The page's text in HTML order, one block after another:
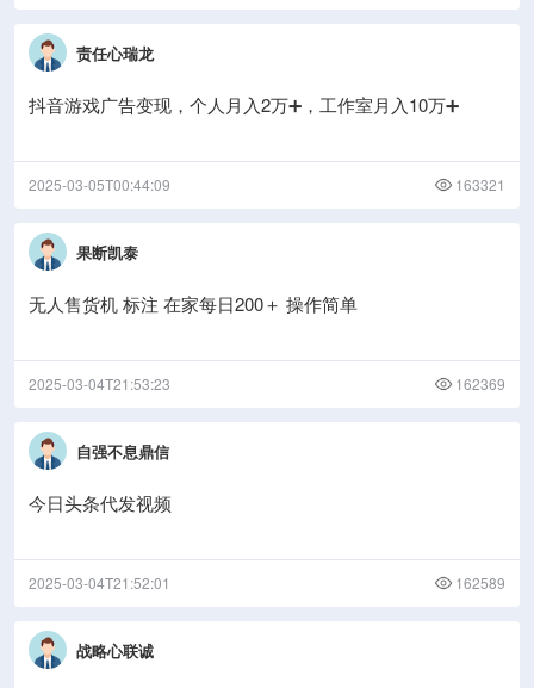
责任心瑞龙
抖音游戏广告变现，个人月入2万➕，工作室月入10万➕
2025-03-05T00:44:09 163321
果断凯泰
无人售货机 标注 在家每日200＋ 操作简单
2025-03-04T21:53:23 162369
自强不息鼎信
今日头条代发视频
2025-03-04T21:52:01 162589
战略心联诚